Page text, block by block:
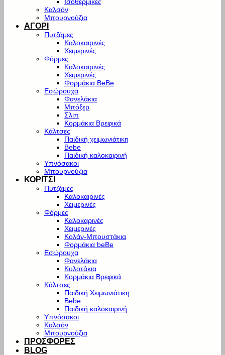
Καλσόν
Μπουρνούζια
ΑΓΟΡΙ
Πυτζάμες
Καλοκαιρινές
Χειμερινές
Φόρμες
Καλοκαιρινές
Χειμερινές
Φορμάκια BeBe
Εσώρουχα
Φανελάκια
Μπόξερ
Σλιπ
Κορμάκια Βρεφικά
Κάλτσες
Παιδική χειμωνιάτικη
Bebe
Παιδική καλοκαιρινή
Υπνόσακοι
Μπουρνούζια
ΚΟΡΙΤΣΙ
Πυτζάμες
Καλοκαιρινές
Χειμερινές
Φόρμες
Καλοκαρινές
Χειμερινές
Κολάν-Μπουστάκια
Φορμάκια beBe
Εσώρουχα
Φανελάκια
Κυλοτάκια
Κορμάκια Βρεφικά
Κάλτσες
Παιδική Χειμωνιάτικη
Bebe
Παιδική καλοκαιρινή
Υπνόσακοι
Καλσόν
Μπουρνούζια
ΠΡΟΣΦΟΡΕΣ
BLOG